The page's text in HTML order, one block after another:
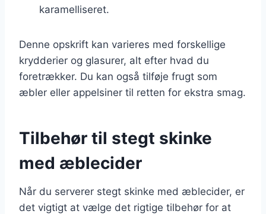
karamelliseret.
Denne opskrift kan varieres med forskellige
krydderier og glasurer, alt efter hvad du
foretrækker. Du kan også tilføje frugt som
æbler eller appelsiner til retten for ekstra smag.
Tilbehør til stegt skinke
med æblecider
Når du serverer stegt skinke med æblecider, er
det vigtigt at vælge det rigtige tilbehør for at